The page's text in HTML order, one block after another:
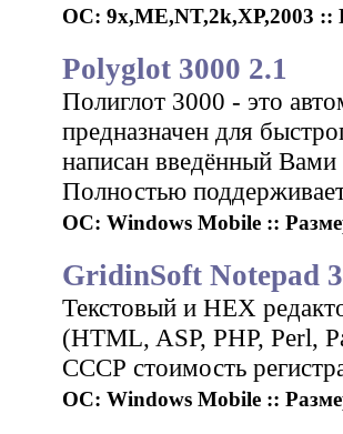
ОС: 9x,ME,NT,2k,XP,2003 ::
Polyglot 3000 2.1
Полиглот 3000 - это
предназначен для
написан введённый Вами
Полностью
ОС: Windows Mobile ::
GridinSoft Notepad
Текстовый и HEX
(HTML, ASP, PHP, Perl,
СССР стоимость
ОС: Windows Mobile ::